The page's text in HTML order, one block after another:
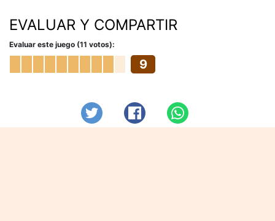
EVALUAR Y COMPARTIR
Evaluar este juego (11 votos):
9